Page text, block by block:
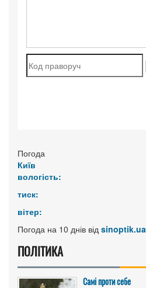
Погода
Київ
вологість:
тиск:
вітер:
Погода на 10 днів від sinoptik.ua
ПОЛІТИКА
Самі проти себе